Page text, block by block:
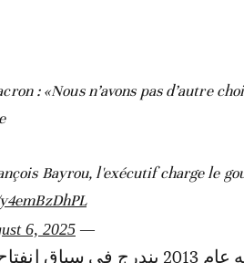
: «Nous n’avons pas d’autre
Bayrou, l'exécutif charge le
— Le Figaro (@Le_Figaro)
6, 2025
كان الاتفاق عند توقيعه عام 2013